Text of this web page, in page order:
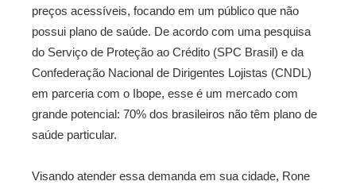
preços acessíveis, focando em um público que não
possui plano de saúde. De acordo com uma pesquisa
do Serviço de Proteção ao Crédito (SPC Brasil) e da
Confederação Nacional de Dirigentes Lojistas (CNDL)
em parceria com o Ibope, esse é um mercado com
grande potencial: 70% dos brasileiros não têm plano de
saúde particular.
Visando atender essa demanda em sua cidade, Rone